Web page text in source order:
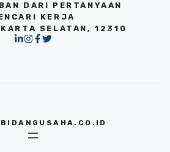
DARI PERTANYAAN
KERJA
SELATAN, 12310